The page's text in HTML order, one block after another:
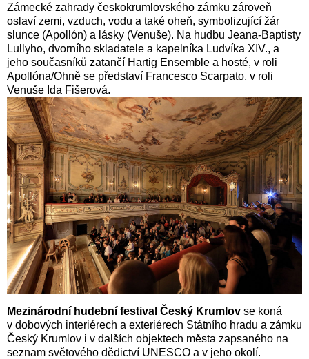
Zámecké zahrady českokrumlovského zámku zároveň
oslaví zemi, vzduch, vodu a také oheň, symbolizující žár
slunce (Apollón) a lásky (Venuše). Na hudbu Jeana-Baptisty
Lullyho, dvorního skladatele a kapelníka Ludvíka XIV., a
jeho současníků zatančí Hartig Ensemble a hosté, v roli
Apollóna/Ohně se představí Francesco Scarpato, v roli
Venuše Ida Fišerová.
Mezinárodní hudební festival Český Krumlov se koná
v dobových interiérech a exteriérech Státního hradu a zámku
Český Krumlov i v dalších objektech města zapsaného na
seznam světového dědictví UNESCO a v jeho okolí.